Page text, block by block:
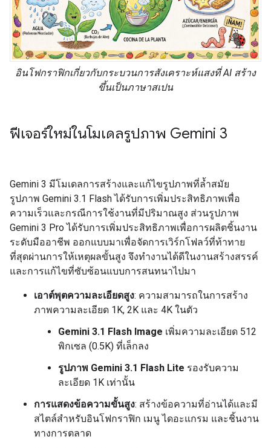
อินโฟกราฟิกเกี่ยวกับกระบวนการสังเคราะห์แสงที่ AI สร้าง
ขึ้นเป็นภาษาสเปน
ฟีเจอร์ใหม่ในโมเดลรูปภาพ Gemini 3
Gemini 3 มีโมเดลการสร้างและแก้ไขรูปภาพที่ล้ำสมัย
รูปภาพ Gemini 3.1 Flash ได้รับการเพิ่มประสิทธิภาพเพื่อ
ความเร็วและกรณีการใช้งานที่มีปริมาณสูง ส่วนรูปภาพ
Gemini 3 Pro ได้รับการเพิ่มประสิทธิภาพเพื่อการผลิตชิ้นงาน
ระดับมืออาชีพ ออกแบบมาเพื่อจัดการเวิร์กโฟลว์ที่ท้าทาย
ที่สุดผ่านการให้เหตุผลขั้นสูง จึงทำงานได้ดีในงานสร้างสรรค์
และการแก้ไขที่ซับซ้อนแบบการสนทนาไปมา
เอาต์พุตความละเอียดสูง: ความสามารถในการสร้าง
ภาพความละเอียด 1K, 2K และ 4K ในตัว
Gemini 3.1 Flash Image เพิ่มความละเอียด 512
พิกเซล (0.5K) ที่เล็กลง
รูปภาพ Gemini 3.1 Flash Lite รองรับความ
ละเอียด 1K เท่านั้น
การแสดงข้อความขั้นสูง: สร้างข้อความที่อ่านได้และมี
สไตล์สำหรับอินโฟกราฟิก เมนู ไดอะแกรม และชิ้นงาน
ทางการตลาด